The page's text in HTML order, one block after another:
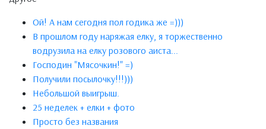
Ой! А нам сегодня пол годика же =)))
В прошлом году наряжая елку, я торжественно
водрузила на елку розового аиста...
Господин "Мясочкин!" =)
Получили посылочку!!!)))
Небольшой выигрыш.
25 неделек + елки + фото
Просто без названия